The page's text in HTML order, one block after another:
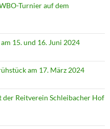
Turnier auf dem
15. und 16. Juni 2024
am 17. März 2024
der Reitverein Schleibacher Hof